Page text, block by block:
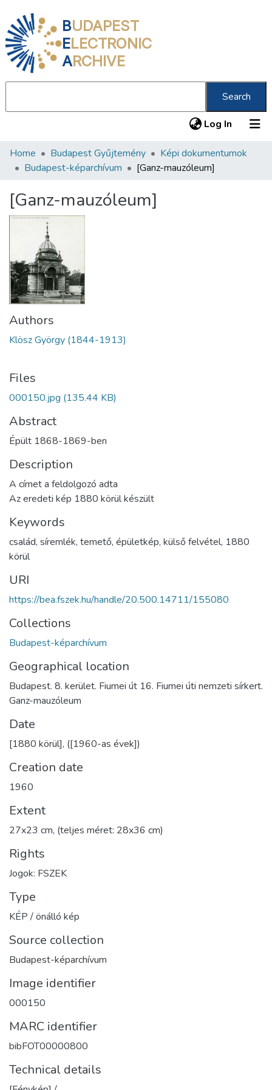
BUDAPEST
ELECTRONIC
ARCHIVE
Search
Log In (current)
Communities & Collections
Statistics
About us
Home Budapest Gyűjtemény
Képi dokumentumok
Budapest-képarchívum
[Ganz-mauzóleum]
[Ganz-mauzóleum]
Authors
Klösz György (1844-1913)
Files
000150.jpg (135.44 KB)
Abstract
Épült 1868-1869-ben
Description
A címet a feldolgozó adta
Az eredeti kép 1880 körül készült
Keywords
család, síremlék, temető, épületkép, külső felvétel, 1880
körül
URI
https://bea.fszek.hu/handle/20.500.14711/155080
Collections
Budapest-képarchívum
Geographical location
Budapest. 8. kerület. Fiumei út 16. Fiumei úti nemzeti sírkert.
Ganz-mauzóleum
Date
[1880 körül], ([1960-as évek])
Creation date
1960
Extent
27x23 cm, (teljes méret: 28x36 cm)
Rights
Jogok: FSZEK
Type
KÉP / önálló kép
Source collection
Budapest-képarchívum
Image identifier
000150
MARC identifier
bibFOT00000800
Technical details